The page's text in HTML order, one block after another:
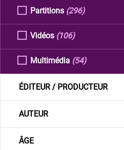
Partitions (296)
Vidéos (106)
Multimédia (54)
ÉDITEUR / PRODUCTEUR
AUTEUR
ÂGE